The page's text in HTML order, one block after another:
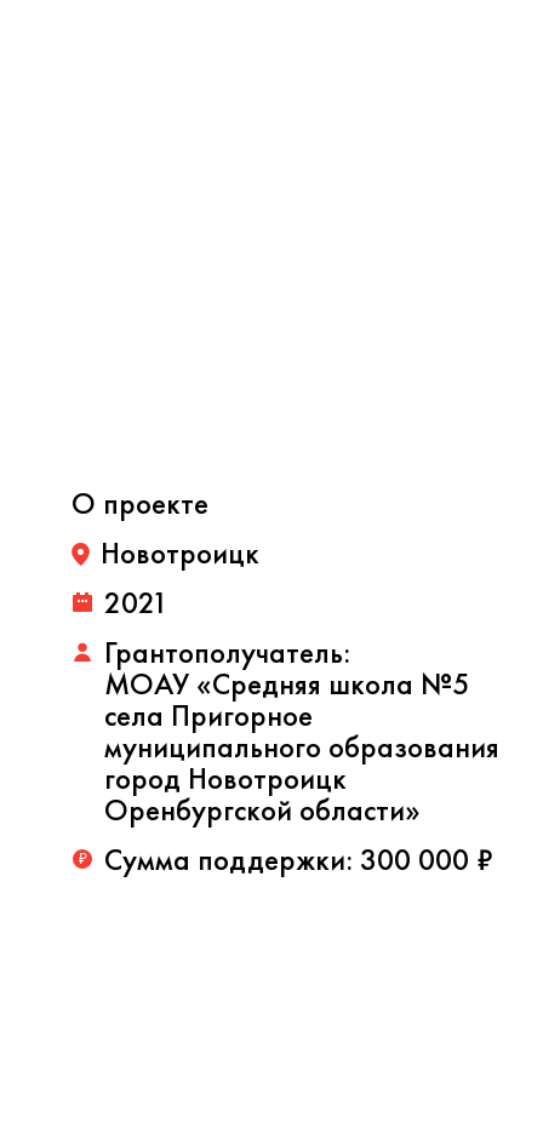
О проекте
Новотроицк
2021
Грантополучатель:
МОАУ «Средняя школа №5
села Пригорное
муниципального образования
город Новотроицк
Оренбургской области»
₽ Сумма поддержки: 300 000 ₽